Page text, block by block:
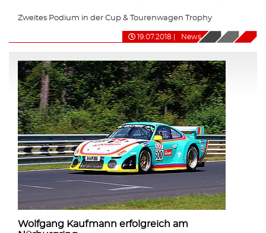
Zweites Podium in der Cup & Tourenwagen Trophy
19.07.2018 News
Wolfgang Kaufmann erfolgreich am